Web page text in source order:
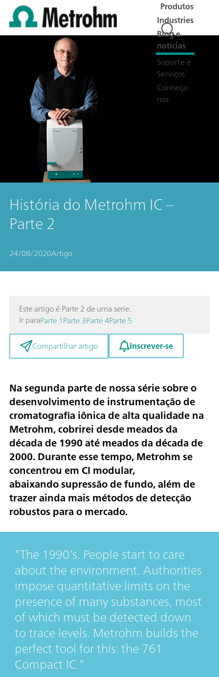
Produtos
Industries
Blog e
notícias
Suporte e
Serviços
Conheça-
nos
História do Metrohm IC –
Parte 2
24/08/2020Artigo
Este artigo é Parte 2 de uma serie.
Ir paraParte 1Parte 3Parte 4Parte 5
Compartilhar artigo
Inscrever-se
Na segunda parte de nossa série sobre o
desenvolvimento de instrumentação de
cromatografia iônica de alta qualidade na
Metrohm, cobrirei desde meados da
década de 1990 até meados da década de
2000. Durante esse tempo, Metrohm se
concentrou em CI modular,
abaixandosupressão de fundo, além de
trazer ainda maismétodos de detecção
robustospara o mercado.
The 1990‘s. People start to care
about the environment. Authorities
impose quantitative limits on the
presence of many substances, most
of which must be detected down
to trace levels. Metrohm builds the
perfect tool for this: the 761
Compact IC.